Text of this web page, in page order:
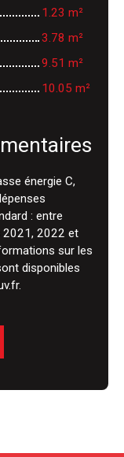
1.23 m²
3.78 m²
9.51 m²
10.05 m²
énergie C,
: entre
2021, 2022 et
sur les
disponibles